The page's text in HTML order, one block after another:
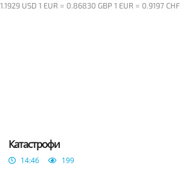
USD 1 EUR = 0.86830 GBP 1 EUR = 0.9197 CHF
Катастрофи
14:46 199